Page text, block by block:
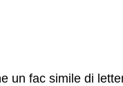
un fac simile di